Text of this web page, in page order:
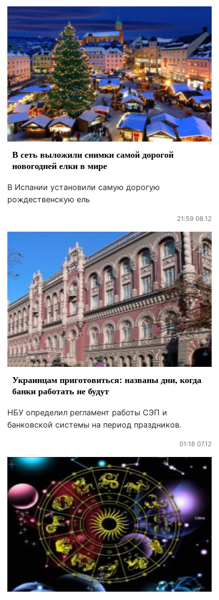
В сеть выложили снимки самой дорогой
новогодней елки в мире
В Испании установили самую дорогую
рождественскую ель
21:59 08.12
Украинцам приготовиться: названы дни, когда
банки работать не будут
НБУ определил регламент работы СЭП и
банковской системы на период праздников.
01:18 07.12